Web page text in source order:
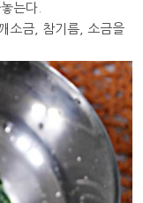
는다.
소금, 참기름, 소금을